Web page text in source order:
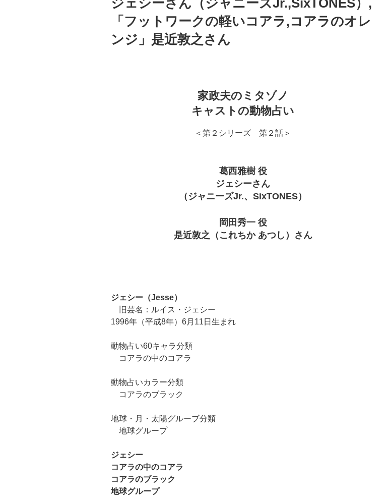
「フットワークの軽いコアラ,コアラのオレ
ンジ」是近敦之さん
家政夫のミタゾノ
キャストの動物占い
＜第２シリーズ 第２話＞
葛西雅樹 役
ジェシーさん
（ジャニーズJr.、SixTONES）
岡田秀一 役
是近敦之（これちか あつし）さん
ジェシー（Jesse）
旧芸名：ルイス・ジェシー
1996年（平成8年）6月11日生まれ
動物占い60キャラ分類
コアラの中のコアラ
動物占いカラー分類
コアラのブラック
地球・月・太陽グルーブ分類
地球グループ
ジェシー
コアラの中のコアラ
コアラのブラック
地球グループ